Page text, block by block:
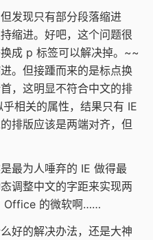
发现只有部分段落缩进
缩进。好吧，这个问题很
成 p 标签可以解决掉。~~
。但接踵而来的是标点换
，这明显不符合中文的排
相关的属性，结果只有 IE
排版应该是两端对齐，但
最为人唾弃的 IE 做得最
调整中文的字距来实现两
Office 的微软啊……
好的解决办法，还是大神